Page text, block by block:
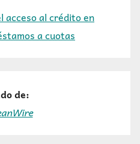
acceso al crédito en
a cuotas
de: